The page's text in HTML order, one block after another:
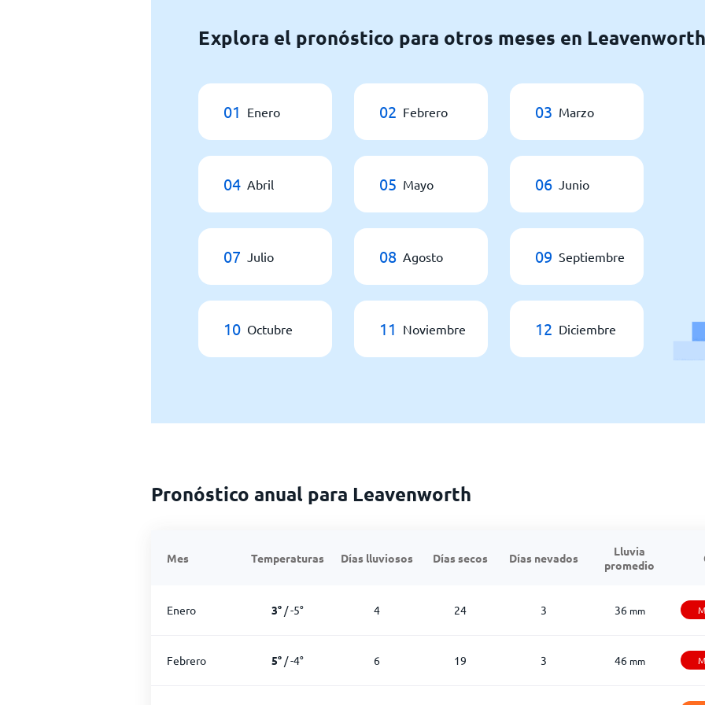
Explora el pronóstico para otros meses en Leavenworth
01 Enero 02 Febrero 03 Marzo
04 Abril 05 Mayo 06 Junio
07 Julio 08 Agosto 09 Septiembre
10 Octubre 11 Noviembre 12 Diciembre
Pronóstico anual para Leavenworth
Mes Temperaturas Días lluviosos Días secos Días nevados
Lluvia
promedio
Enero 3° /-5° 4 24 3 36 mm
Febrero 5° /-4° 6 19 3 46 mm